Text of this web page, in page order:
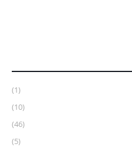
(1)
(10)
(46)
(5)